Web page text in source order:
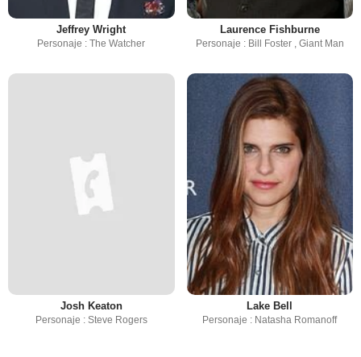
Jeffrey Wright
Personaje : The Watcher
Laurence Fishburne
Personaje : Bill Foster , Giant Man
Josh Keaton
Personaje : Steve Rogers
Lake Bell
Personaje : Natasha Romanoff